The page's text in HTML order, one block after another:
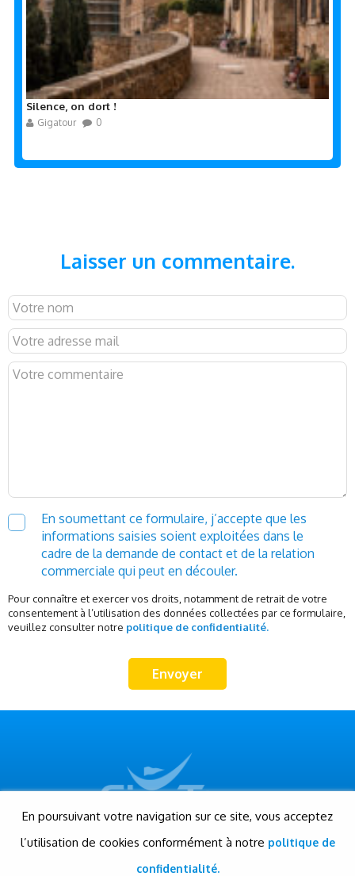
Silence, on dort !
Gigatour 0
Laisser un commentaire.
En soumettant ce formulaire, j’accepte que les
informations saisies soient exploitées dans le
cadre de la demande de contact et de la relation
commerciale qui peut en découler.
Pour connaître et exercer vos droits, notamment de retrait de votre
consentement à l’utilisation des données collectées par ce formulaire,
veuillez consulter notre politique de confidentialité.
© Gigatour - Tous droits réservés
Conception et réalisation: Evensis
En poursuivant votre navigation sur ce site, vous acceptez
l’utilisation de cookies conformément à notre politique de
confidentialité.